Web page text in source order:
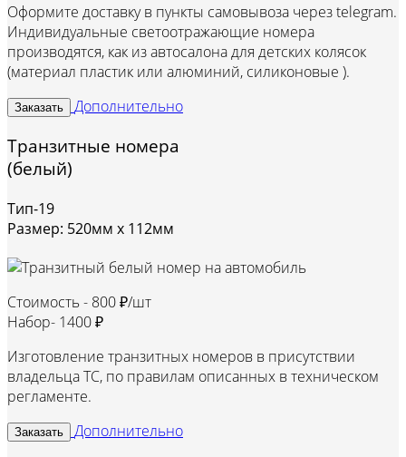
Оформите доставку в пункты самовывоза через telegram.
Индивидуальные светоотражающие номера
производятся, как из автосалона для детских колясок
(материал пластик или алюминий, силиконовые ).
Заказать Дополнительно
Транзитные номера
(белый)
Тип-19
Размер: 520мм х 112мм
Стоимость - 800 ₽/шт
Набор- 1400 ₽
Изготовление транзитных номеров в присутствии
владельца ТС, по правилам описанных в техническом
регламенте.
Заказать Дополнительно